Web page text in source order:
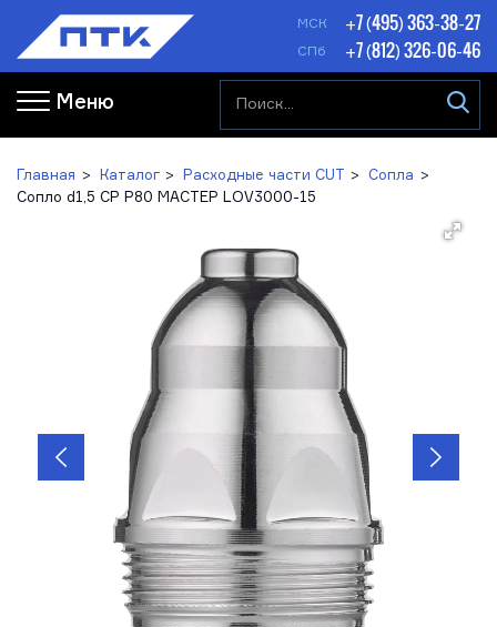
МСК +7 (495) 363-38-27
СПб +7 (812) 326-06-46
Меню
Главная Каталог Расходные части CUT
Сопла
Сопло d1,5 CP P80 МАСТЕР LOV3000-15